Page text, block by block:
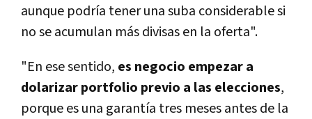
aunque podría tener una suba considerable si
no se acumulan más divisas en la oferta".
"En ese sentido, es negocio empezar a
dolarizar portfolio previo a las elecciones,
porque es una garantía tres meses antes de la